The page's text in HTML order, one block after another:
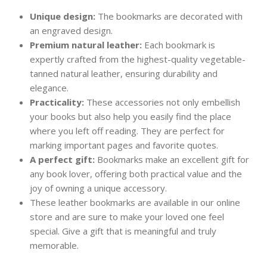
Unique design: The bookmarks are decorated with
an engraved design.
Premium natural leather: Each bookmark is
expertly crafted from the highest-quality vegetable-
tanned natural leather, ensuring durability and
elegance.
Practicality: These accessories not only embellish
your books but also help you easily find the place
where you left off reading. They are perfect for
marking important pages and favorite quotes.
A perfect gift: Bookmarks make an excellent gift for
any book lover, offering both practical value and the
joy of owning a unique accessory.
These leather bookmarks are available in our online
store and are sure to make your loved one feel
special. Give a gift that is meaningful and truly
memorable.